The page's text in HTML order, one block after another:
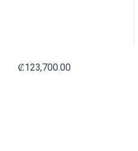
₡123,700.00